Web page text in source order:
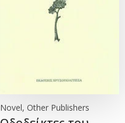
Novel, Other Publishers